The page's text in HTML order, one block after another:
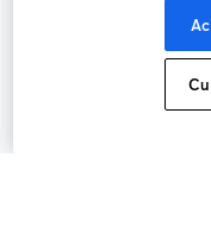
新しいタブで
個人情報保護方針